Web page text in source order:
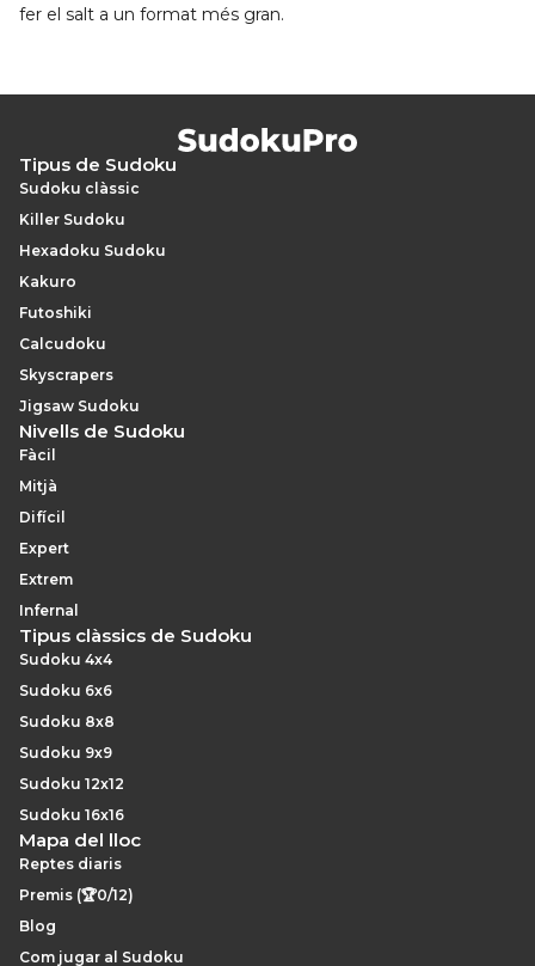
fer el salt a un format més gran.
Tipus de Sudoku
Sudoku clàssic
Killer Sudoku
Hexadoku Sudoku
Kakuro
Futoshiki
Calcudoku
Skyscrapers
Jigsaw Sudoku
Nivells de Sudoku
Fàcil
Mitjà
Difícil
Expert
Extrem
Infernal
Tipus clàssics de Sudoku
Sudoku 4x4
Sudoku 6x6
Sudoku 8x8
Sudoku 9x9
Sudoku 12x12
Sudoku 16x16
Mapa del lloc
Reptes diaris
Premis (🏆0/12)
Blog
Com jugar al Sudoku